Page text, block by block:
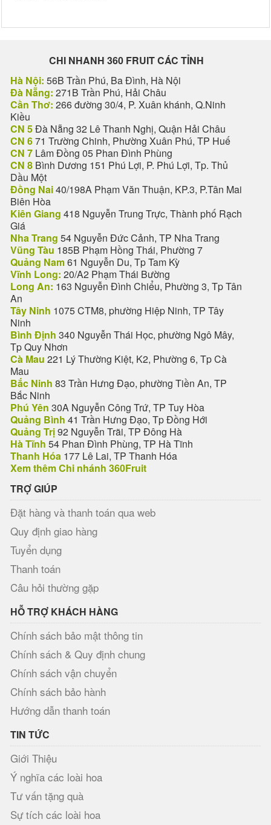
CHI NHANH 360 FRUIT CÁC TỈNH
Hà Nội: 56B Trần Phú, Ba Đình, Hà Nội
Đà Nẵng: 271B Trần Phú, Hải Châu
Cần Thơ: 266 đường 30/4, P. Xuân khánh, Q.Ninh
Kiều
CN 5Đà Nẵng 32 Lê Thanh Nghị, Quận Hải Châu
CN 671 Trường Chinh, Phường Xuân Phú, TP Huế
CN 7 Lâm Đồng 05 Phan Đình Phùng
CN 8 Bình Dương 151 Phú Lợi, P. Phú Lợi, Tp. Thủ
Dầu Một
Đồng Nai40/198A Phạm Văn Thuận, KP.3, P.Tân Mai
Biên Hòa
Kiên Giang 418 Nguyễn Trung Trực, Thành phố Rạch
Giá
Nha Trang 54 Nguyễn Đức Cảnh, TP Nha Trang
Vũng Tàu 185B Phạm Hồng Thái, Phường 7
Quảng Nam61 Nguyễn Du, Tp Tam Kỳ
Vĩnh Long: 20/A2 Phạm Thái Bường
Long An: 163 Nguyễn Đình Chiểu, Phường 3, Tp Tân
An
Tây Ninh 1075 CTM8, phường Hiệp Ninh, TP Tây
Ninh
Bình Định 340 Nguyễn Thái Học, phường Ngô Mây,
Tp Quy Nhơn
Cà Mau 221 Lý Thường Kiệt, K2, Phường 6, Tp Cà
Mau
Bắc Ninh 83 Trần Hưng Đạo, phường Tiền An, TP
Bắc Ninh
Phú Yên 30A Nguyễn Công Trứ, TP Tuy Hòa
Quảng Bình 41 Trần Hưng Đạo, Tp Đồng Hới
Quảng Trị92 Nguyễn Trãi, TP Đông Hà
Hà Tĩnh 54 Phan Đình Phùng, TP Hà Tĩnh
Thanh Hóa 177 Lê Lai, TP Thanh Hóa
Xem thêm Chi nhánh 360Fruit
TRỢ GIÚP
Đặt hàng và thanh toán qua web
Quy định giao hàng
Tuyển dụng
Thanh toán
Câu hỏi thường gặp
HỖ TRỢ KHÁCH HÀNG
Chính sách bảo mật thông tin
Chính sách & Quy định chung
Chính sách vận chuyển
Chính sách bảo hành
Hướng dẫn thanh toán
TIN TỨC
Giới Thiệu
Ý nghĩa các loài hoa
Tư vấn tặng quà
Sự tích các loài hoa